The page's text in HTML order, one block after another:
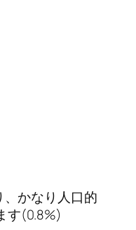
、かなり人口的
す(0.8%)